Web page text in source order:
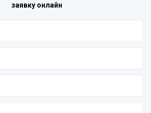
заявку онлайн